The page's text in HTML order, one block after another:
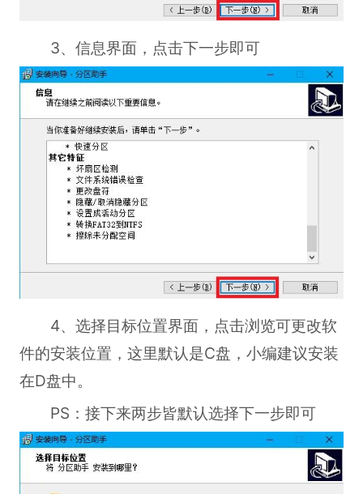
3、信息界面，点击下一步即可
4、选择目标位置界面，点击浏览可更改软
件的安装位置，这里默认是C盘，小编建议安装
在D盘中。
PS：接下来两步皆默认选择下一步即可